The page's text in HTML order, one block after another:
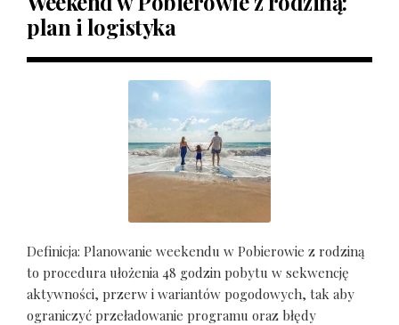
plan i logistyka
Definicja: Planowanie weekendu w Pobierowie z rodziną
to procedura ułożenia 48 godzin pobytu w sekwencję
aktywności, przerw i wariantów pogodowych, tak aby
ograniczyć przeładowanie programu oraz błędy